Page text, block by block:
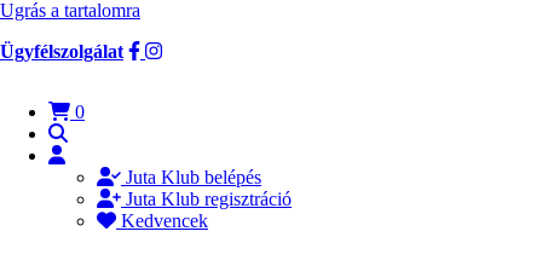
Ugrás a tartalomra
Ügyfélszolgálat
0
Juta Klub belépés
Juta Klub regisztráció
Kedvencek